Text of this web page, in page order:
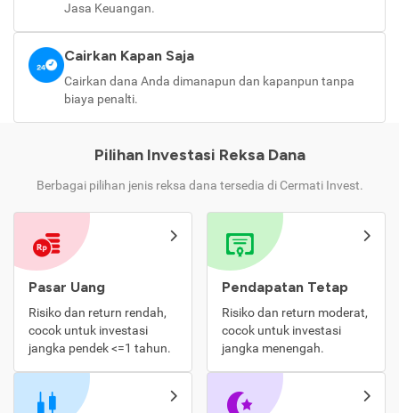
Jasa Keuangan.
Cairkan Kapan Saja
Cairkan dana Anda dimanapun dan kapanpun tanpa
biaya penalti.
Pilihan Investasi Reksa Dana
Berbagai pilihan jenis reksa dana tersedia di Cermati Invest.
Pasar Uang
Risiko dan return rendah,
cocok untuk investasi
jangka pendek <=1 tahun.
Pendapatan Tetap
Risiko dan return moderat,
cocok untuk investasi
jangka menengah.